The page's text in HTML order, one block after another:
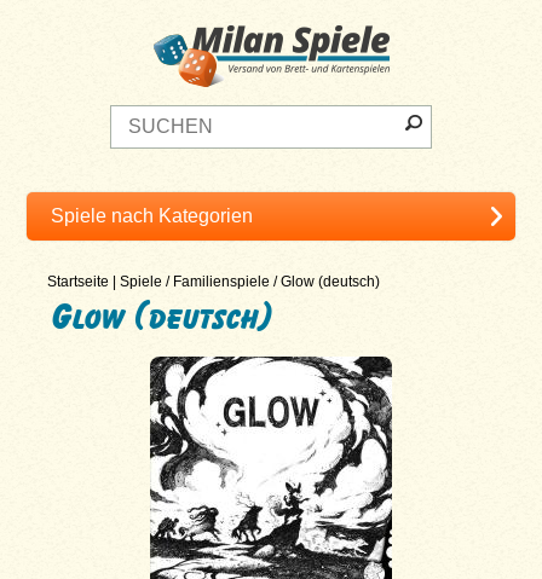
Startseite |Spiele / Familienspiele /Glow (deutsch)
Glow (deutsch)